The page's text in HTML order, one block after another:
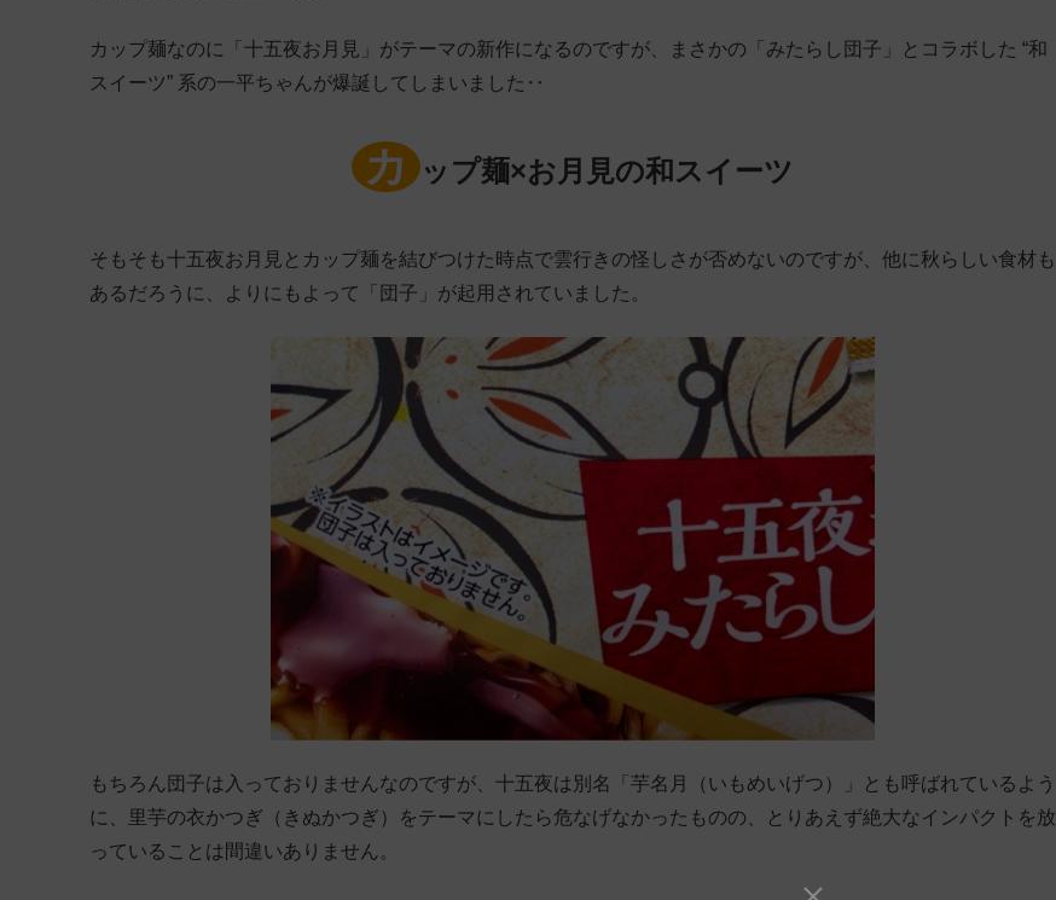
カップ麺なのに「十五夜お月見」がテーマの新作になるのですが、まさかの「みたらし団子」とコラボした “和
スイーツ” 系の一平ちゃんが爆誕してしまいました‥
カ ップ麺×お月見の和スイーツ
そもそも十五夜お月見とカップ麺を結びつけた時点で雲行きの怪しさが否めないのですが、他に秋らしい食材も
あるだろうに、よりにもよって「団子」が起用されていました。
もちろん団子は入っておりませんなのですが、十五夜は別名「芋名月（いもめいげつ）」とも呼ばれているよう
に、里芋の衣かつぎ（きぬかつぎ）をテーマにしたら危なげなかったものの、とりあえず絶大なインパクトを放
っていることは間違いありません。